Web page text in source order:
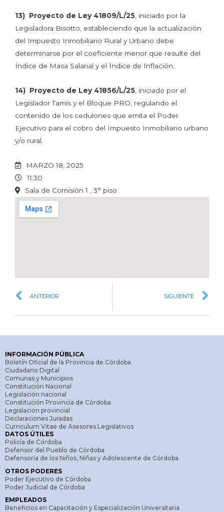
13) Proyecto de Ley 41809/L/25 , iniciado por la
Legisladora Bisotto, estableciendo que la actualización
del Impuesto Inmobiliario Rural y Urbano debe
determinarse por el coeficiente menor que resulte del
Índice de Masa Salarial y el Índice de Inflación.
14) Proyecto de Ley 41856/L/25 , iniciado por el
Legislador Tamis y el Bloque PRO, regulando el
contenido de los cedulones que emita el Poder
Ejecutivo para el cobro del Impuesto Inmobiliario urbano
y/o rural.
MARZO 18, 2025
11:30
Sala de Comisión 1 , 3° piso
ANTERIOR SIGUIENTE
INFORMACIÓN PÚBLICA
Boletín Oficial de la Provincia de Córdoba
Ciudadano Digital
Comunas y Municipios
Constitución Nacional
Legislación nacional
Constitución Provincia de Córdoba
Legislación provincial
Declaraciones Juradas
Curriculum Vitae de Asesores Legislativos
DATOS ÚTILES
Policía de Córdoba
Defensor del Pueblo de Córdoba
Defensoría de los Niños, Niñas y Adolescente de Córdoba
OTROS PODERES
Poder Ejecutivo de Córdoba
Poder Judicial de Córdoba
EMPLEADOS
Beneficios en Capacitación y Especialización Universitaria